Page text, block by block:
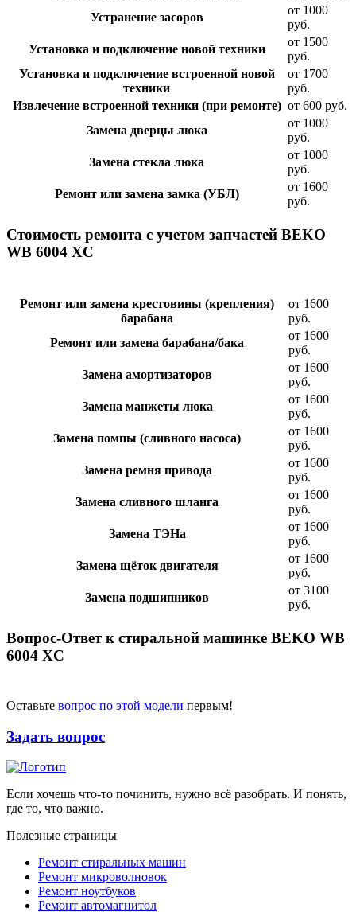
Устранение засоров
от 1000
руб.
Установка и подключение новой техники
от 1500
руб.
Установка и подключение встроенной новой
техники
от 1700
руб.
Извлечение встроенной техники (при ремонте) от 600 руб.
Замена дверцы люка
от 1000
руб.
Замена стекла люка
от 1000
руб.
Ремонт или замена замка (УБЛ)
от 1600
руб.
Стоимость ремонта с учетом запчастей BEKO
WB 6004 XC
Ремонт или замена крестовины (крепления)
барабана
от 1600
руб.
Ремонт или замена барабана/бака
от 1600
руб.
Замена амортизаторов
от 1600
руб.
Замена манжеты люка
от 1600
руб.
Замена помпы (сливного насоса)
от 1600
руб.
Замена ремня привода
от 1600
руб.
Замена сливного шланга
от 1600
руб.
Замена ТЭНа
от 1600
руб.
Замена щёток двигателя
от 1600
руб.
Замена подшипников
от 3100
руб.
Вопрос-Ответ к стиральной машинке BEKO WB
6004 XC
Оставьте вопрос по этой модели первым!
Задать вопрос
Если хочешь что-то починить, нужно всё разобрать. И понять,
где то, что важно.
Полезные страницы
Ремонт стиральных машин
Ремонт микроволновок
Ремонт ноутбуков
Ремонт автомагнитол